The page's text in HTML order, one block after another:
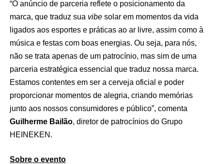
“O anúncio de parceria reflete o posicionamento da
marca, que traduz sua vibe solar em momentos da vida
ligados aos esportes e práticas ao ar livre, assim como à
música e festas com boas energias. Ou seja, para nós,
não se trata apenas de um patrocínio, mas sim de uma
parceria estratégica essencial que traduz nossa marca.
Estamos contentes em ser a cerveja oficial e poder
proporcionar momentos de alegria, criando memórias
junto aos nossos consumidores e público”, comenta
Guilherme Bailão, diretor de patrocínios do Grupo
HEINEKEN.
Sobre o evento